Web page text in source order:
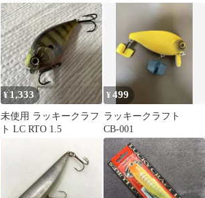
キークラフト
¥1,333
未使用 ラッキークラフ
ト LC RTO 1.5
¥499
ラッキークラフト
CB-001